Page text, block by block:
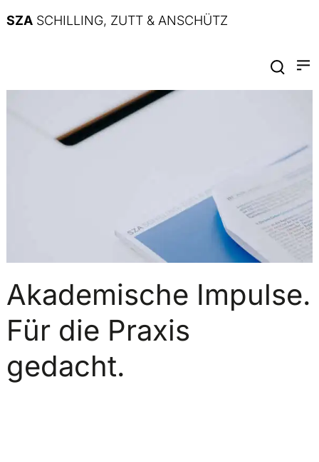
SZA SCHILLING, ZUTT & ANSCHÜTZ
Akademische Impulse.
Für die Praxis
gedacht.